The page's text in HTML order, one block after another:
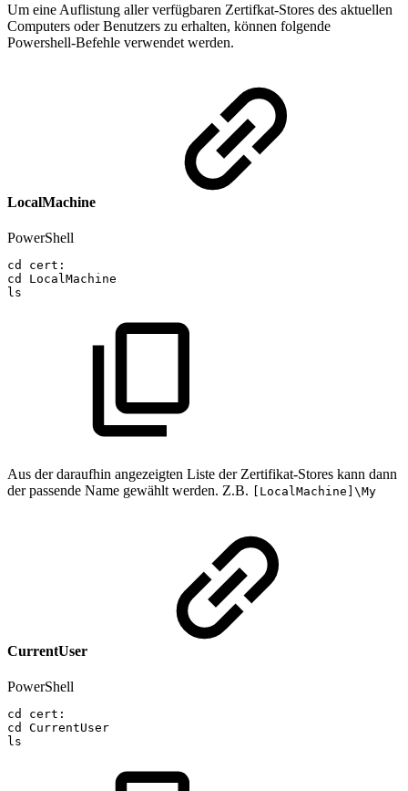
Um eine Auflistung aller verfügbaren Zertifkat-Stores des aktuellen
Computers oder Benutzers zu erhalten, können folgende
Powershell-Befehle verwendet werden.
LocalMachine
PowerShell
cd
cert:
cd
LocalMachine
ls
Aus der daraufhin angezeigten Liste der Zertifikat-Stores kann dann
der passende Name gewählt werden. Z.B.
[LocalMachine]\My
CurrentUser
PowerShell
cd
cert:
cd
CurrentUser
ls